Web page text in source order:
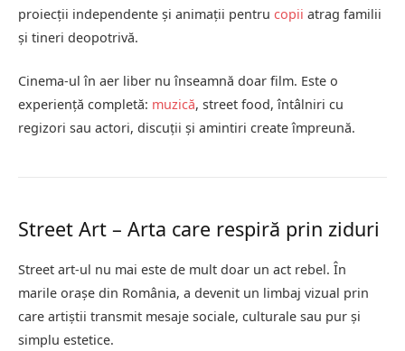
proiecții independente și animații pentru copii atrag familii
și tineri deopotrivă.
Cinema-ul în aer liber nu înseamnă doar film. Este o
experiență completă: muzică, street food, întâlniri cu
regizori sau actori, discuții și amintiri create împreună.
Street Art – Arta care respiră prin ziduri
Street art-ul nu mai este de mult doar un act rebel. În
marile orașe din România, a devenit un limbaj vizual prin
care artiștii transmit mesaje sociale, culturale sau pur și
simplu estetice.